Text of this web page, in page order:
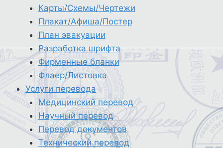
Карты/Схемы/Чертежи
Плакат/Афиша/Постер
План эвакуации
Разработка шрифта
Фирменные бланки
Флаер/Листовка
Услуги перевода
Медицинский перевод
Научный перевод
Перевод документов
Технический перевод